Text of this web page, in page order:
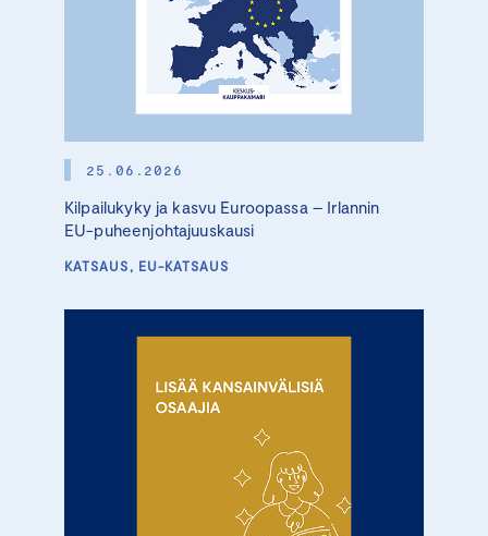
25.06.2026
Kilpailukyky ja kasvu Euroopassa – Irlannin
EU-puheenjohtajuuskausi
KATSAUS, EU-KATSAUS